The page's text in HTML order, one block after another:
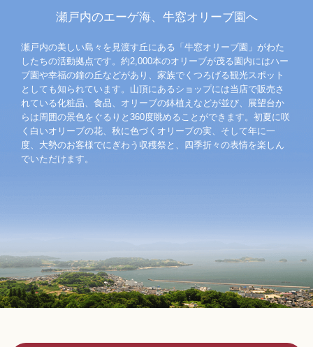
瀬戸内のエーゲ海、牛窓オリーブ園へ
瀬戸内の美しい島々を見渡す丘にある「牛窓オリーブ園」がわた
したちの活動拠点です。約2,000本のオリーブが茂る園内にはハー
ブ園や幸福の鐘の丘などがあり、家族でくつろげる観光スポット
としても知られています。山頂にあるショップには当店で販売さ
れている化粧品、食品、オリーブの鉢植えなどが並び、展望台か
らは周囲の景色をぐるりと360度眺めることができます。初夏に咲
く白いオリーブの花、秋に色づくオリーブの実、そして年に一
度、大勢のお客様でにぎわう収穫祭と、四季折々の表情を楽しん
でいただけます。